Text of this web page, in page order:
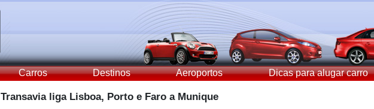
Carros Destinos Aeroportos Dicas para alugar carro
Transavia liga Lisboa, Porto e Faro a Munique